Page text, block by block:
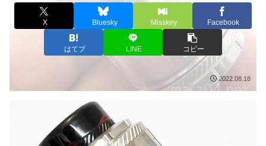
X Bluesky Misskey Facebook
はてブ LINE コピー
2022.08.18